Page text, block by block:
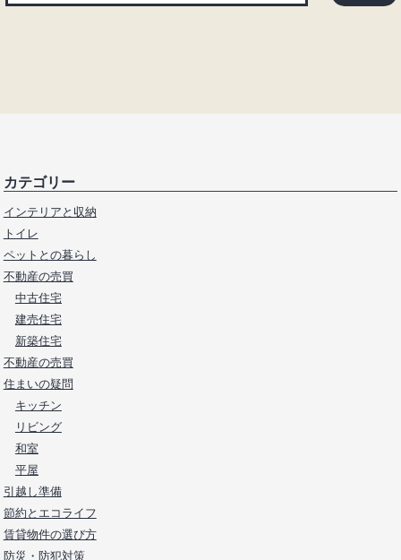
カテゴリー
インテリアと収納
トイレ
ペットとの暮らし
不動産の売買
中古住宅
建売住宅
新築住宅
不動産の売買
住まいの疑問
キッチン
リビング
和室
平屋
引越し準備
節約とエコライフ
賃貸物件の選び方
防災・防犯対策